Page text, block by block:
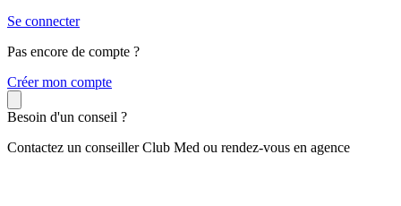
Se connecter
Pas encore de compte ?
Créer mon compte
Besoin d'un conseil ?
Contactez un conseiller Club Med ou rendez-vous en agence